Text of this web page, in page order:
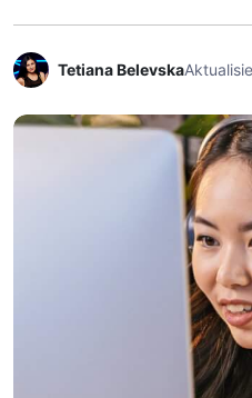
Tetiana Belevska